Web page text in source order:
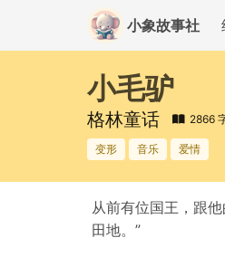
小象故事社
小毛驴
格林童话 2866
变形 音乐 爱情
从前有位国王，跟
田地。”